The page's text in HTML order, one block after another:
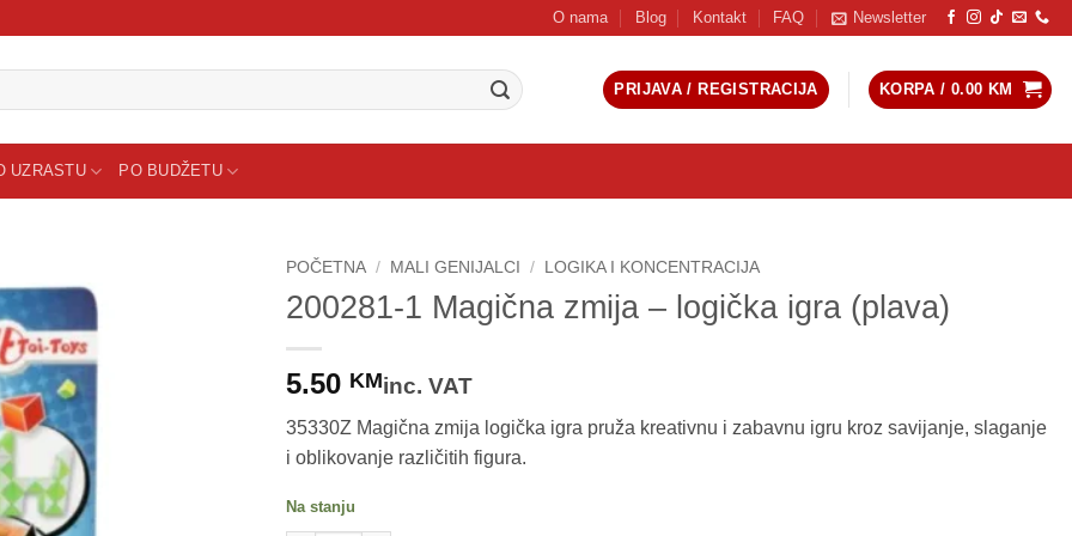
O nama Blog Kontakt FAQ Newsletter
PRIJAVA / REGISTRACIJA KORPA / 0.00 KM
UZRASTU PO BUDŽETU
POČETNA / MALI GENIJALCI / LOGIKA I KONCENTRACIJA
200281-1 Magična zmija – logička igra (plava)
5.50 KMinc. VAT
35330Z Magična zmija logička igra pruža kreativnu i zabavnu igru kroz savijanje, slaganje
i oblikovanje različitih figura.
Na stanju